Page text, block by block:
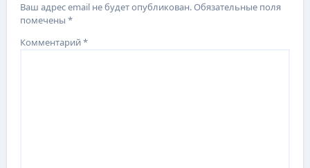
Ваш адрес email не будет опубликован.Обязательные поля
помечены*
Комментарий*